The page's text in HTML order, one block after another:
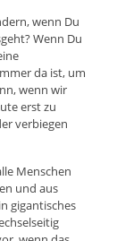
wenn Du
Wenn Du
da ist, um
wenn wir
erst zu
verbiegen
Menschen
und aus
gigantisches